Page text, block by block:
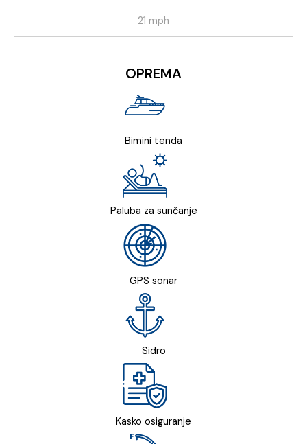
21 mph
OPREMA​
Bimini tenda
Paluba za sunčanje
GPS sonar
Sidro
Kasko osiguranje